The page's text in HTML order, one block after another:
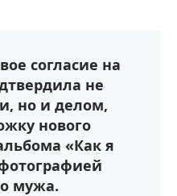
согласие на
не
но и делом,
нового
«Как я
мужа.